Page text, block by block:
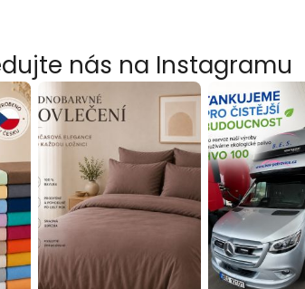
nás na Instagramu